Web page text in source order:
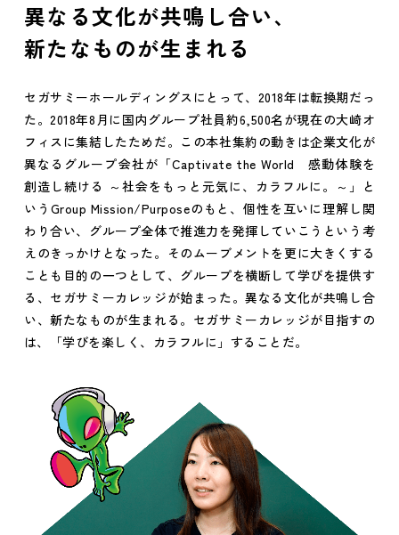
異なる文化が共鳴し合い、
新たなものが生まれる
セガサミーホールディングスにとって、2018年は転換期だっ
た。2018年8月に国内グループ社員約6,500名が現在の大崎オ
フィスに集結したためだ。この本社集約の動きは企業文化が
異なるグループ会社が「Captivate the World 感動体験を
創造し続ける ～社会をもっと元気に、カラフルに。～」と
いうGroup Mission/Purposeのもと、個性を互いに理解し関
わり合い、グループ全体で推進力を発揮していこうという考
えのきっかけとなった。そのムーブメントを更に大きくする
ことも目的の一つとして、グループを横断して学びを提供す
る、セガサミーカレッジが始まった。異なる文化が共鳴し合
い、新たなものが生まれる。セガサミーカレッジが目指すの
は、「学びを楽しく、カラフルに」することだ。